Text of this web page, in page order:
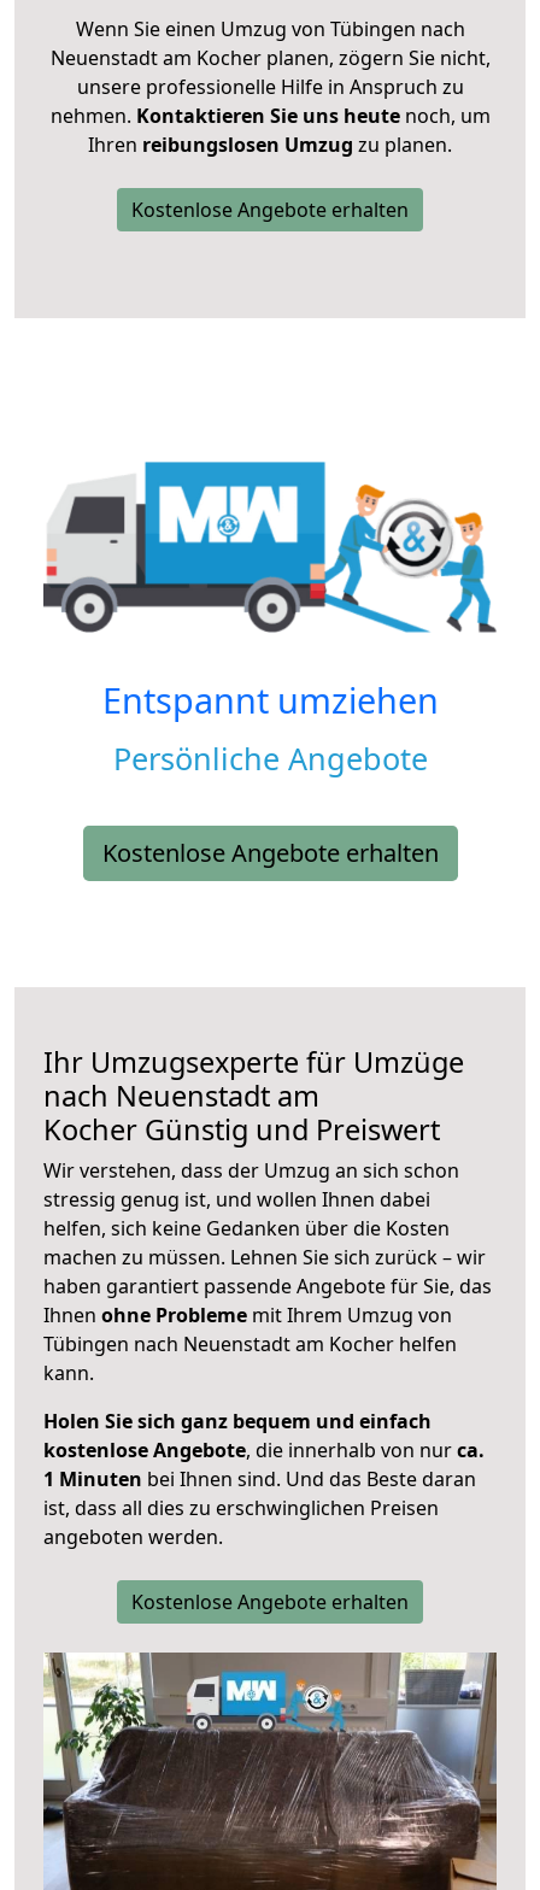
Wenn Sie einen Umzug von Tübingen nach
Neuenstadt am Kocher planen, zögern Sie nicht,
unsere professionelle Hilfe in Anspruch zu
nehmen. Kontaktieren Sie uns heutenoch, um
Ihren reibungslosen Umzug zu planen.
Kostenlose Angebote erhalten
Entspannt umziehen
Persönliche Angebote
Kostenlose Angebote erhalten
Ihr Umzugsexperte für Umzüge
nach Neuenstadt am
Kocher Günstig und Preiswert
Wir verstehen, dass der Umzug an sich schon
stressig genug ist, und wollen Ihnen dabei
helfen, sich keine Gedanken über die Kosten
machen zu müssen. Lehnen Sie sich zurück – wir
haben garantiert passende Angebote für Sie, das
Ihnen ohne Probleme mit Ihrem Umzug von
Tübingen nach Neuenstadt am Kocher helfen
kann.
Holen Sie sich ganz bequem und einfach
kostenlose Angebote, die innerhalb von nurca.
1 Minuten bei Ihnen sind. Und das Beste daran
ist, dass all dies zu erschwinglichen Preisen
angeboten werden.
Kostenlose Angebote erhalten